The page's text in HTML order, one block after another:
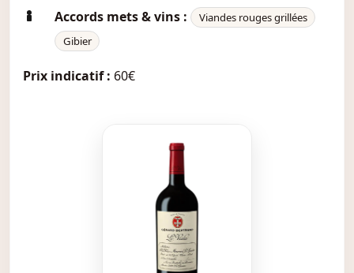
Accords mets & vins :
Viandes rouges grillées
Gibier
Prix indicatif : 60€